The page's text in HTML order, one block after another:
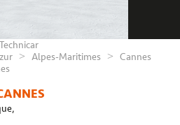
Alpes-Maritimes
Cannes